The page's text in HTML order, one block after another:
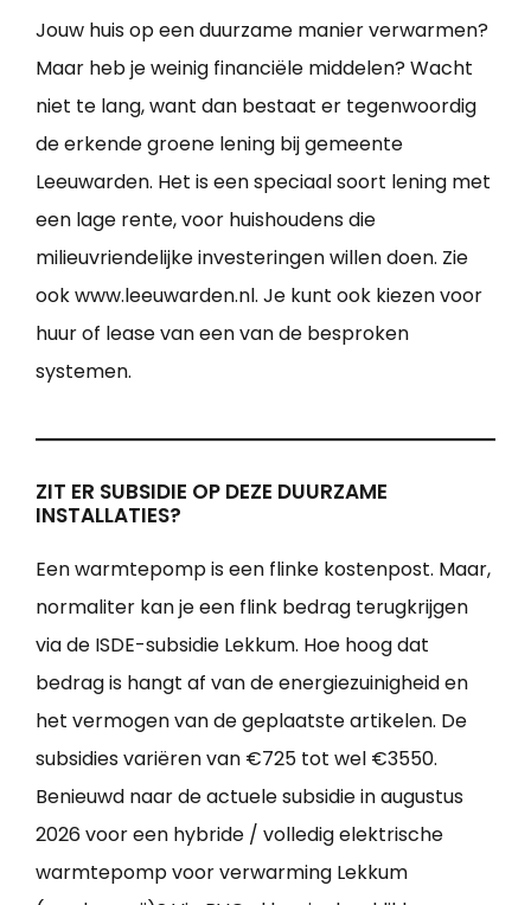
Jouw huis op een duurzame manier verwarmen?
Maar heb je weinig financiële middelen? Wacht
niet te lang, want dan bestaat er tegenwoordig
de erkende groene lening bij gemeente
Leeuwarden. Het is een speciaal soort lening met
een lage rente, voor huishoudens die
milieuvriendelijke investeringen willen doen. Zie
ook www.leeuwarden.nl. Je kunt ook kiezen voor
huur of lease van een van de besproken
systemen.
ZIT ER SUBSIDIE OP DEZE DUURZAME
INSTALLATIES?
Een warmtepomp is een flinke kostenpost. Maar,
normaliter kan je een flink bedrag terugkrijgen
via de ISDE-subsidie Lekkum. Hoe hoog dat
bedrag is hangt af van de energiezuinigheid en
het vermogen van de geplaatste artikelen. De
subsidies variëren van €725 tot wel €3550.
Benieuwd naar de actuele subsidie in augustus
2026 voor een hybride / volledig elektrische
warmtepomp voor verwarming Lekkum